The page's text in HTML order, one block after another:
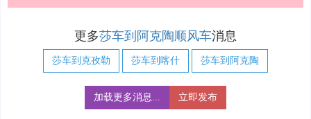
更多莎车到阿克陶顺风车消息
莎车到克孜勒 莎车到喀什 莎车到阿克陶
加载更多消息... 立即发布